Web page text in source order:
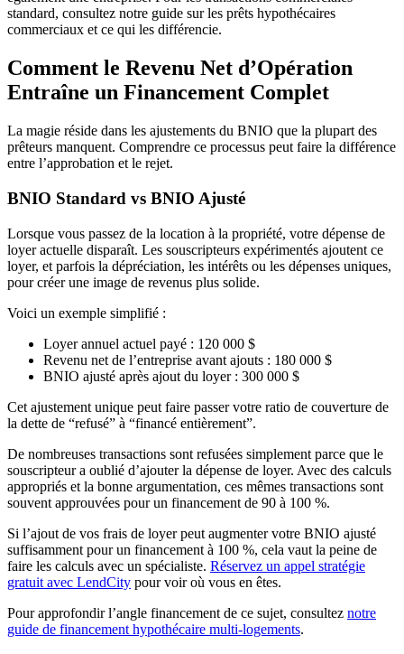
standard, consultez notre guide sur les prêts hypothécaires
commerciaux et ce qui les différencie.
Comment le Revenu Net d’Opération
Entraîne un Financement Complet
La magie réside dans les ajustements du BNIO que la plupart des
prêteurs manquent. Comprendre ce processus peut faire la différence
entre l’approbation et le rejet.
BNIO Standard vs BNIO Ajusté
Lorsque vous passez de la location à la propriété, votre dépense de
loyer actuelle disparaît. Les souscripteurs expérimentés ajoutent ce
loyer, et parfois la dépréciation, les intérêts ou les dépenses uniques,
pour créer une image de revenus plus solide.
Voici un exemple simplifié :
Loyer annuel actuel payé : 120 000 $
Revenu net de l’entreprise avant ajouts : 180 000 $
BNIO ajusté après ajout du loyer : 300 000 $
Cet ajustement unique peut faire passer votre ratio de couverture de
la dette de “refusé” à “financé entièrement”.
De nombreuses transactions sont refusées simplement parce que le
souscripteur a oublié d’ajouter la dépense de loyer. Avec des calculs
appropriés et la bonne argumentation, ces mêmes transactions sont
souvent approuvées pour un financement de 90 à 100 %.
Si l’ajout de vos frais de loyer peut augmenter votre BNIO ajusté
suffisamment pour un financement à 100 %, cela vaut la peine de
faire les calculs avec un spécialiste. Réservez un appel stratégie
gratuit avec LendCity pour voir où vous en êtes.
Pour approfondir l’angle financement de ce sujet, consultez notre
guide de financement hypothécaire multi-logements.